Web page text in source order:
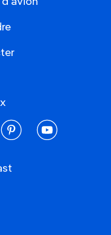
pinterestyoutube